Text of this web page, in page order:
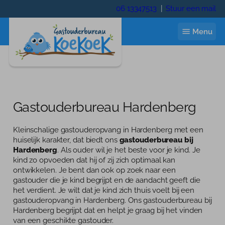
naar
06 13347513 Stuur een mail
Menu
Gastouder worden
Wie zijn wij
Wie zijn wij
Trainingen
Contact
Inloggen
Gastouderbureau Hardenberg
Kleinschalige gastouderopvang in Hardenberg met een
huiselijk karakter, dat biedt ons gastouderbureau bij
Hardenberg. Als ouder wil je het beste voor je kind. Je
kind zo opvoeden dat hij of zij zich optimaal kan
ontwikkelen. Je bent dan ook op zoek naar een
gastouder die je kind begrijpt en de aandacht geeft die
het verdient. Je wilt dat je kind zich thuis voelt bij een
gastouderopvang in Hardenberg. Ons gastouderbureau bij
Hardenberg begrijpt dat en helpt je graag bij het vinden
van een geschikte gastouder.